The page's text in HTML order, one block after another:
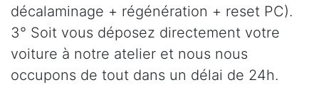
décalaminage + régénération + reset PC).
3° Soit vous déposez directement votre
voiture à notre atelier et nous nous
occupons de tout dans un délai de 24h.